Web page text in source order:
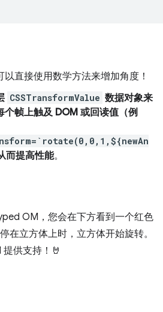
直接使用数学方法来增加角度！
CSSTransformValue 数据对象来
个帧上触及 DOM 或回读值（例
而提高性能。
OM，您会在下方看到一个红色
在立方体上时，立方体开始旋转。
供支持！🤘